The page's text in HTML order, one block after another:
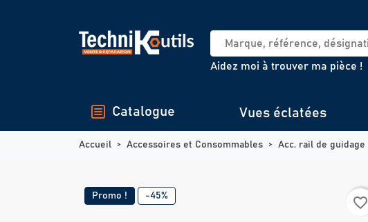
Aidez moi à trouver ma pièce !
Catalogue Vues éclatées
Accueil Accessoires et Consommables Acc. rail de guidage
Promo ! -45% favorite_border